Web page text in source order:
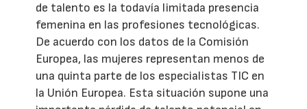
de talento es la todavía limitada presencia
femenina en las profesiones tecnológicas.
De acuerdo con los datos de la Comisión
Europea, las mujeres representan menos de
una quinta parte de los especialistas TIC en
la Unión Europea. Esta situación supone una